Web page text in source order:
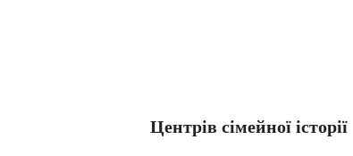
Центрів сімейної історії